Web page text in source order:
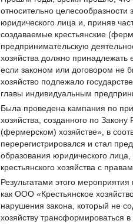
относительно целесообразности
юридического лица и, приняв
создаваемые крестьянские
предпринимательскую
хозяйства должно принадлежать
если законом или договором не
хозяйство подлежало
главы индивидуальным
Была проведена кампания по
хозяйства, созданного по
(фермерском) хозяйстве», в
перерегистрировался и стал
образования юридического
крестьянского хозяйства с
Результатами этого
как ООО «Крестьянское
нарушения закона, который не
хозяйству трансформироваться